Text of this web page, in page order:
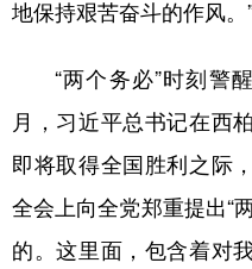
地保持艰苦奋斗的作风。
“两个务必”时刻警醒
月，习近平总书记在西
即将取得全国胜利之际
全会上向全党郑重提出“
的。这里面，包含着对